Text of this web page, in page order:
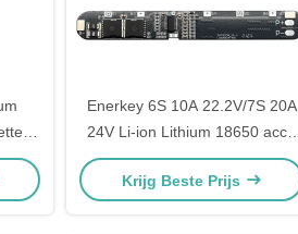
Enerkey 6S 10A 22.2V/7S 20A
24V Li-ion Lithium 18650 accu
BMS-pakketten PCB-
bescherming
Krijg Beste Prijs